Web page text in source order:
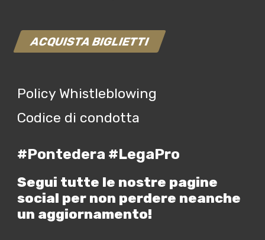
ACQUISTA BIGLIETTI
Policy Whistleblowing
Codice di condotta
#Pontedera #LegaPro
Segui tutte le nostre pagine
social per non perdere neanche
un aggiornamento!